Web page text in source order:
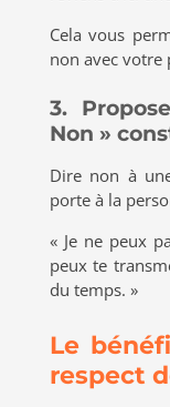
Cela vous
non avec votre
3.
Non »
Dire non à
porte à la
« Je ne peux
peux te
du temps. »
Le
respect